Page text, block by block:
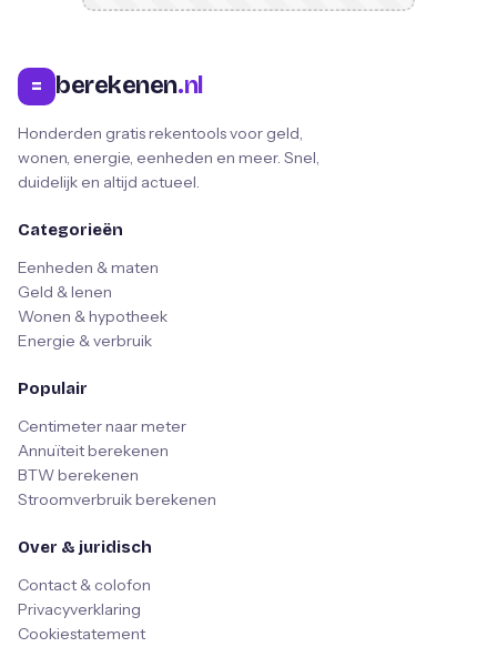
= berekenen.nl
Honderden gratis rekentools voor geld,
wonen, energie, eenheden en meer. Snel,
duidelijk en altijd actueel.
Categorieën
Eenheden & maten
Geld & lenen
Wonen & hypotheek
Energie & verbruik
Populair
Centimeter naar meter
Annuïteit berekenen
BTW berekenen
Stroomverbruik berekenen
Over & juridisch
Contact & colofon
Privacyverklaring
Cookiestatement